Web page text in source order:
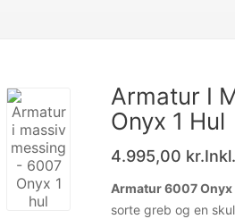
Armatur I
Onyx 1 Hul
4.995,00 kr.
Armatur 6007 Onyx
sorte greb og en